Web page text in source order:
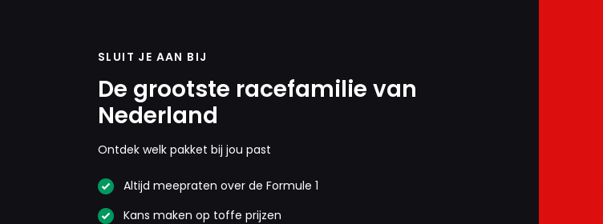
SLUIT JE AAN BIJ
De grootste racefamilie van
Nederland
Ontdek welk pakket bij jou past
Altijd meepraten over de Formule 1
Kans maken op toffe prijzen